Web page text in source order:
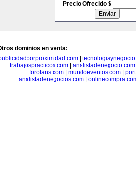
Precio Ofrecido $
dominios en venta:
|
trabajospracticos.com| analistadenegocio.com
forofans.com
mundoeventos.com
analistadenegocios.com